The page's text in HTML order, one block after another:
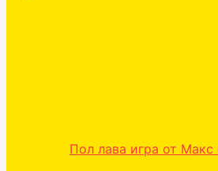
Пол лава игра от Макс